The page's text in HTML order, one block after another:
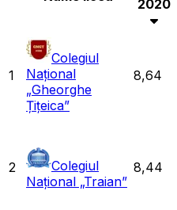
2020
1
Colegiul
Național
„Gheorghe
Țițeica”
8,64
2
Colegiul
Național „Traian”
8,44